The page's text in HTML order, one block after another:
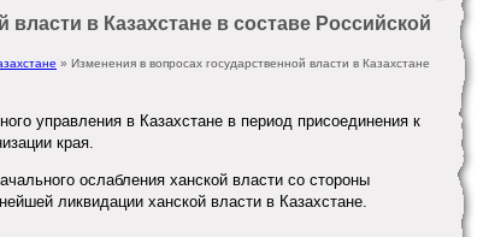
в Казахстане в составе Российской
» Изменения в вопросах государственной власти в Казахстане
управления в Казахстане в период присоединения к
края.
ослабления ханской власти со стороны
ликвидации ханской власти в Казахстане.